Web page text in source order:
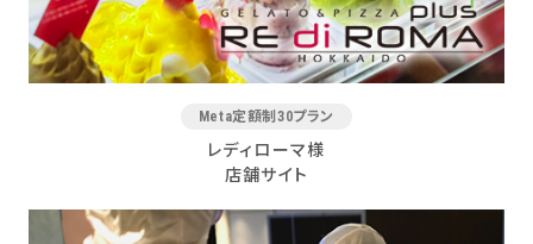
Meta定額制30プラン
レディローマ様
店舗サイト